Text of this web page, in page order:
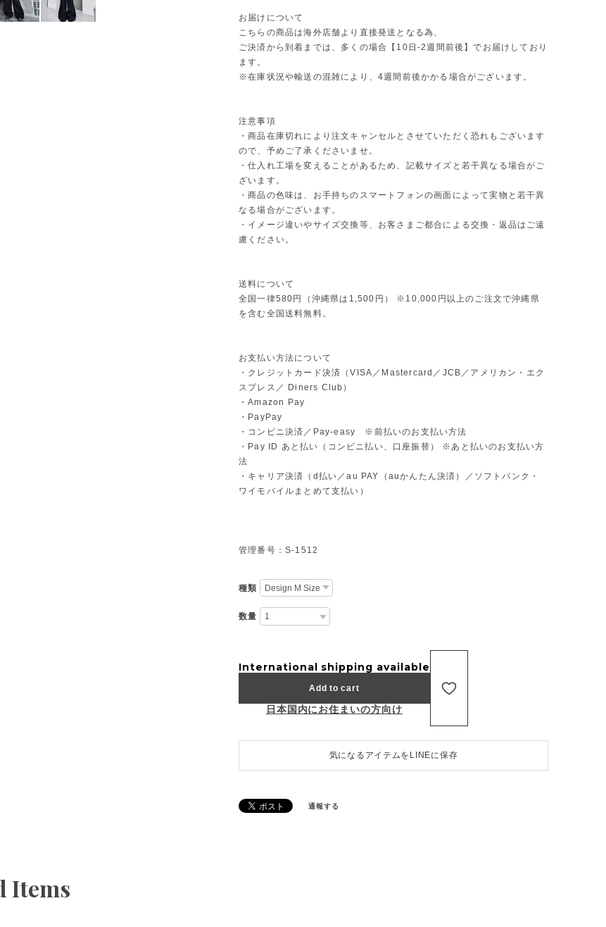
お届けについて
こちらの商品は海外店舗より直接発送となる為、
ご決済から到着までは、多くの場合【10日-2週間前後】でお届けしており
ます。
※在庫状況や輸送の混雑により、4週間前後かかる場合がございます。
注意事項
・商品在庫切れにより注文キャンセルとさせていただく恐れもございます
ので、予めご了承くださいませ。
・仕入れ工場を変えることがあるため、記載サイズと若干異なる場合がご
ざいます。
・商品の色味は、お手持ちのスマートフォンの画面によって実物と若干異
なる場合がございます。
・イメージ違いやサイズ交換等、お客さまご都合による交換・返品はご遠
慮ください。
送料について
全国一律580円（沖縄県は1,500円） ※10,000円以上のご注文で沖縄県
を含む全国送料無料。
お支払い方法について
・クレジットカード決済（VISA／Mastercard／JCB／アメリカン・エク
スプレス／ Diners Club）
・Amazon Pay
・PayPay
・コンビニ決済／Pay-easy ※前払いのお支払い方法
・Pay ID あと払い（コンビニ払い、口座振替） ※あと払いのお支払い方
法
・キャリア決済（d払い／au PAY（auかんたん決済）／ソフトバンク・
ワイモバイルまとめて支払い）
管理番号：S-1512
種類
数量
International shipping available
Add to cart
日本国内にお住まいの方向け
気になるアイテムをLINEに保存
通報する
Items